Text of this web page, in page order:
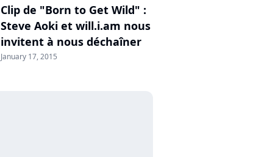
Clip de "Born to Get Wild" :
Steve Aoki et will.i.am nous
invitent à nous déchaîner
January 17, 2015